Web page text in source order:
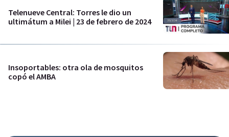
Telenueve Central: Torres le dio un
ultimátum a Milei | 23 de febrero de 2024
Insoportables: otra ola de mosquitos
copó el AMBA